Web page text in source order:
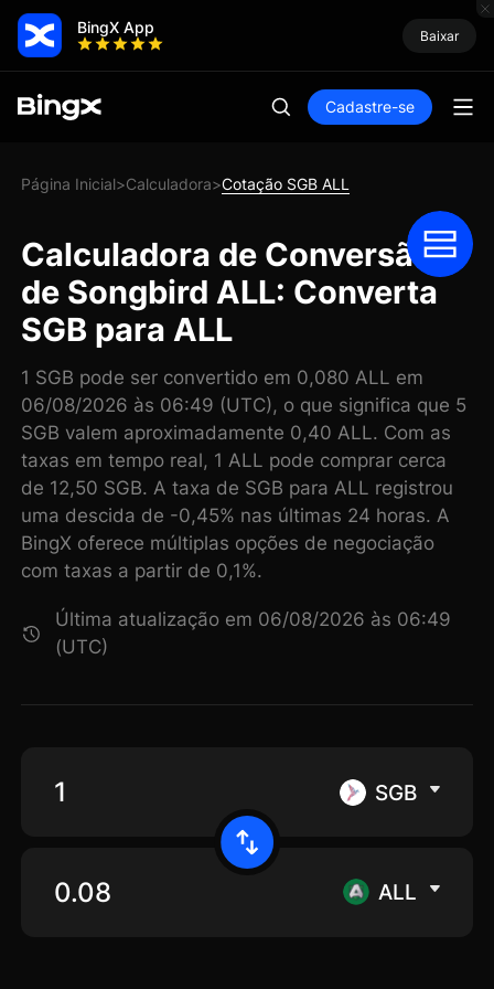
BingX App Baixar
Cadastre-se
Página Inicial>Calculadora>Cotação SGB ALL
Calculadora de Conversão
de Songbird ALL: Converta
SGB para ALL
1 SGB pode ser convertido em 0,080 ALL em
06/08/2026 às 06:49 (UTC), o que significa que 5
SGB valem aproximadamente 0,40 ALL. Com as
taxas em tempo real, 1 ALL pode comprar cerca
de 12,50 SGB. A taxa de SGB para ALL registrou
uma descida de -0,45% nas últimas 24 horas. A
BingX oferece múltiplas opções de negociação
com taxas a partir de 0,1%.
Última atualização em 06/08/2026 às 06:49
(UTC)
SGB
ALL